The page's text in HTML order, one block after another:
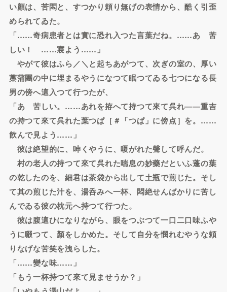
い顏は、苦悶と、すつかり頼り無げの表情から、酷く引歪
められてゐた。
「……奇病患者とは實に恐れ入つた言葉だね。……あゝ苦
しい！ ……寢よう……」
やがて彼はふら／＼と起ちあがつて、次ぎの室の、厚い
藁蒲團の中に埋まるやうになつて眠つてゐる七つになる長
男の傍へ這入つて行つたが、
「あゝ苦しい。……あれを拵へて持つて來て呉れ――重吉
の持つて來て呉れた葉つぱ［＃「つぱ」に傍点］を。……
飮んで見よう……」
彼は絶望的に、呻くやうに、嗄がれた聲して呼んだ。
村の老人の持つて來て呉れた喘息の妙藥だといふ蓬の葉
の乾したのを、細君は茶袋から出して土瓶で煎じた。そし
て其の煎じた汁を、湯呑みへ一杯、悶絶せんばかりに苦し
んでゐる彼の枕元へ持つて行つた。
彼は腹這ひになりながら、眼をつぶつて一口二口味ふや
うに啜つて、顏をしかめた。そして自分を憫れむやうな頼
りなげな苦笑を洩らした。
「……變な味……」
「もう一杯持つて來て見ませうか？」